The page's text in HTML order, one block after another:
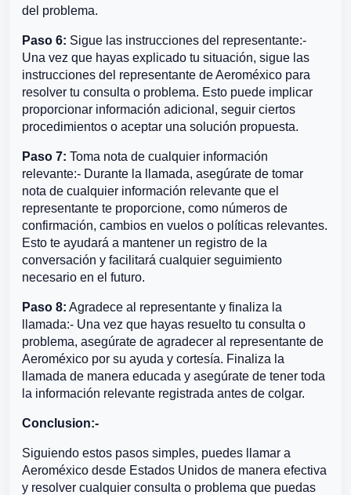
del problema.
Paso 6: Sigue las instrucciones del representante:-
Una vez que hayas explicado tu situación, sigue las
instrucciones del representante de Aeroméxico para
resolver tu consulta o problema. Esto puede implicar
proporcionar información adicional, seguir ciertos
procedimientos o aceptar una solución propuesta.
Paso 7: Toma nota de cualquier información
relevante:- Durante la llamada, asegúrate de tomar
nota de cualquier información relevante que el
representante te proporcione, como números de
confirmación, cambios en vuelos o políticas relevantes.
Esto te ayudará a mantener un registro de la
conversación y facilitará cualquier seguimiento
necesario en el futuro.
Paso 8: Agradece al representante y finaliza la
llamada:- Una vez que hayas resuelto tu consulta o
problema, asegúrate de agradecer al representante de
Aeroméxico por su ayuda y cortesía. Finaliza la
llamada de manera educada y asegúrate de tener toda
la información relevante registrada antes de colgar.
Conclusion:-
Siguiendo estos pasos simples, puedes llamar a
Aeroméxico desde Estados Unidos de manera efectiva
y resolver cualquier consulta o problema que puedas